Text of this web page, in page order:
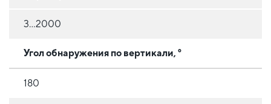
3...2000
Угол обнаружения по вертикали, °
180